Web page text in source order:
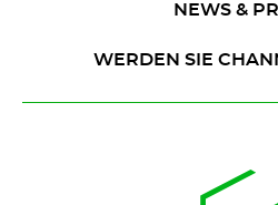
NEWS &
WERDEN SIE